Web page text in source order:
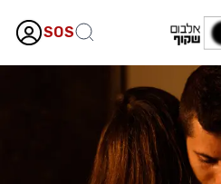
SOS